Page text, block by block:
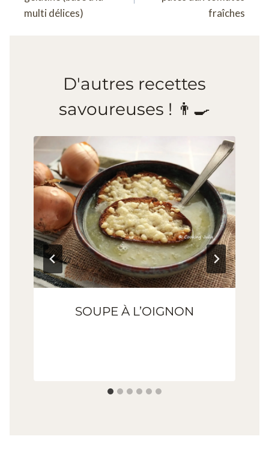
l’article
multi délices)
fraîches
D'autres recettes
savoureuses ! 👨‍🍳
SOUPE À L’OIGNON